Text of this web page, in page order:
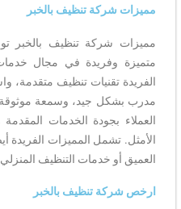
مميزات شركة تنظيف بالخبر
مميزات شركة تنظيف بالخبر
متميزة وفريدة في مجال
الفريدة تقنيات تنظيف متقدمة،
مدرب بشكل جيد، وسمعة
العملاء بجودة الخدمات المقدمة
الأمثل. تشمل المميزات الفريدة
العميق أو خدمات التنظيف
ارخص شركة تنظيف بالخبر